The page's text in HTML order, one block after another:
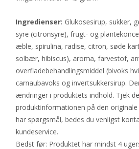
Ingredienser: Glukosesirup, sukker,
syre (citronsyre), frugt- og
æble, spirulina, radise, citron, søde
solbær, hibiscus), aroma, farvestof,
overfladebehandlingsmiddel (bivoks
carnaubavoks og invertsukkersirup.
ændringer i produktets indhold. Tjek
produktinformationen på den originale
har spørgsmål, bedes du venligst
kundeservice.
Bedst før: Produktet har mindst 4